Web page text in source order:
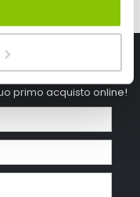
Speedup
primo acquisto online!